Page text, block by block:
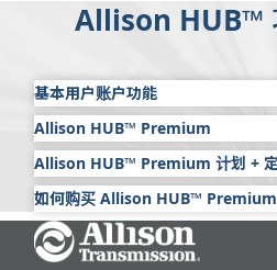
Allison HUB™
基本用户账户功能
所有 Allison HUB 用户均可免费使
公告
服务提示提供有关艾里逊产
保修手册包含所有应用中采
保修信息。它们提供每项保
Allison HUB™ Premium
艾里逊还提供订阅服务 Allison
向全球所有客户，可通过高级
服务信息、技术出版物和资料。
Allison HUB Premium 的主要功能
Allison HUB™ Premium 计划 +
计划
年
月
如何购买 Allison HUB™ Premium
在此处 申请 Allison HUB™
登录您的 Allison HUB 账户
Go Home